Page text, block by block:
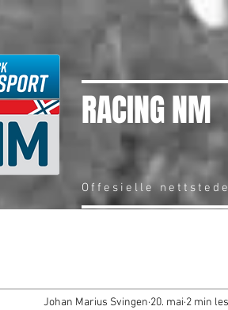
RACING NM
Offesielle
Johan Marius Svingen 20. mai 2 min